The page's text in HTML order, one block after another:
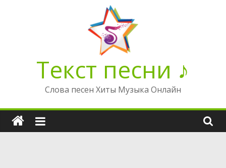
Текст песни ♪
Слова песен Хиты Музыка Онлайн